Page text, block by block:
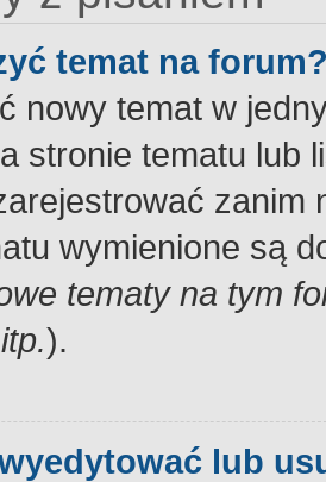
temat na
nowy temat w
stronie tematu lub
wymienione są
tematy na tym
).
lub